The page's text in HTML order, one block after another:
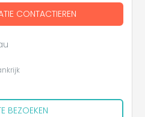
CONTACTIEREN
BEZOEKEN